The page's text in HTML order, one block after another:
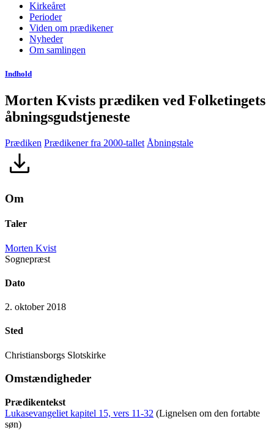
Kirkeåret
Perioder
Viden om prædikener
Nyheder
Om samlingen
Indhold
Morten Kvists prædiken ved Folketingets
åbningsgudstjeneste
Prædiken Prædikener fra 2000-tallet Åbningstale
Om
Taler
Morten Kvist
Sognepræst
Dato
2. oktober 2018
Sted
Christiansborgs Slotskirke
Omstændigheder
Prædikentekst
Lukasevangeliet kapitel 15, vers 11-32 (Lignelsen om den fortabte
søn)